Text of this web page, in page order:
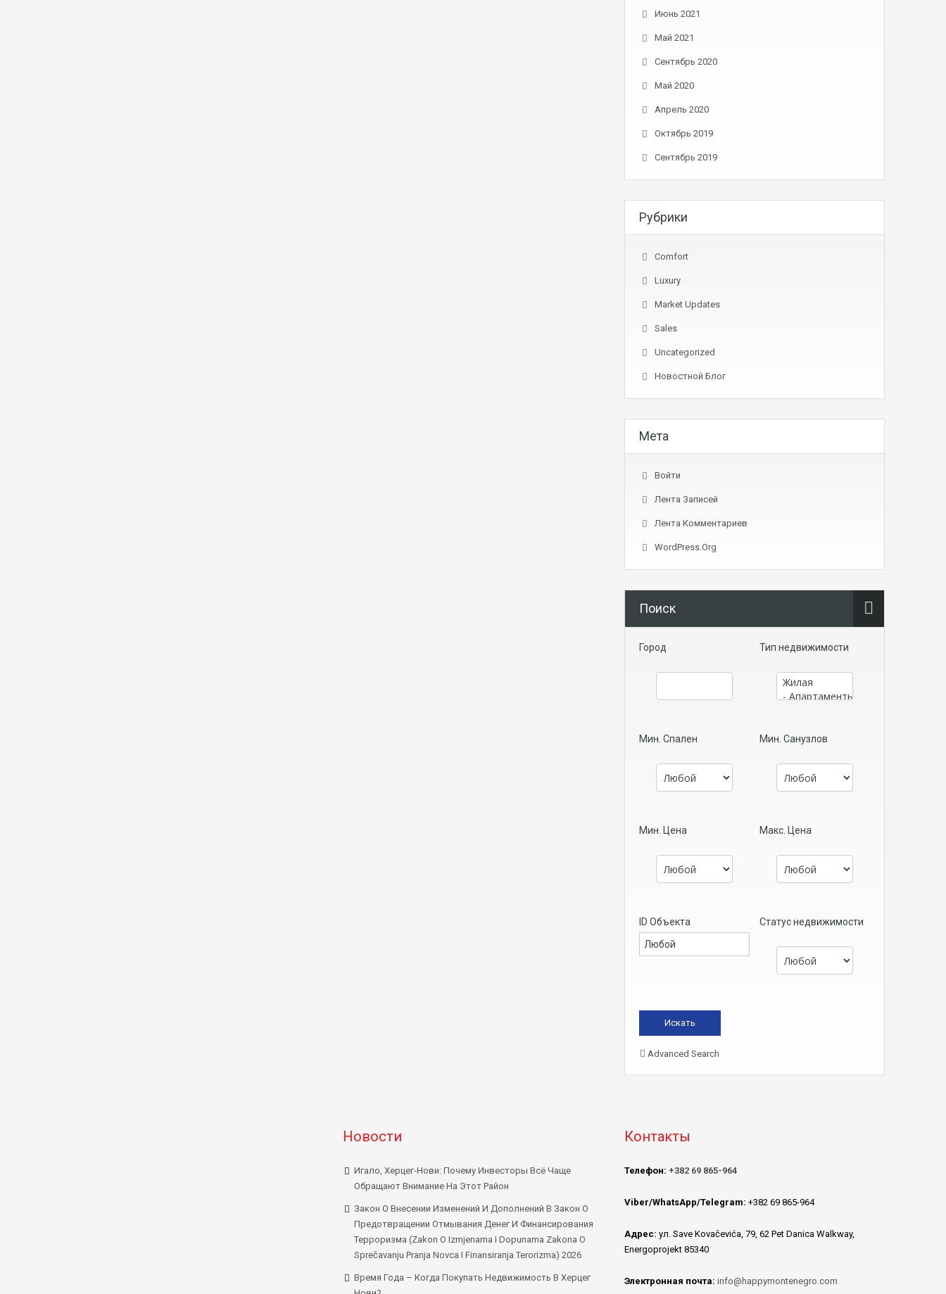
Июнь 2021
Май 2021
Сентябрь 2020
Май 2020
Апрель 2020
Октябрь 2019
Сентябрь 2019
Рубрики
Comfort
Luxury
Market Updates
Sales
Uncategorized
Новостной Блог
Мета
Войти
Лента Записей
Лента Комментариев
WordPress.org
Поиск
Город Тип недвижимости
Мин. Спален Мин. Санузлов
Мин. Цена Макс. Цена
ID Объекта Статус недвижимости
Advanced Search
Новости
Игало, Херцег-Нови: Почему Инвесторы Всё Чаще
Обращают Внимание На Этот Район
Закон О Внесении Изменений И Дополнений В Закон О
Предотвращении Отмывания Денег И Финансирования
Терроризма (Zakon O Izmjenama I Dopunama Zakona O
Sprečavanju Pranja Novca I Finansiranja Terorizma) 2026
Время Года – Когда Покупать Недвижимость В Херцег
Контакты
Телефон: +382 69 865-964
Viber/WhatsApp/Telegram: +382 69 865-964
Адрес: ул. Save Kovačevića, 79, 62 Pet Danica Walkway,
Energoprojekt 85340
Электронная почта: info@happymontenegro.com